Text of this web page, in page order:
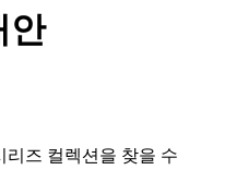
안
리즈 컬렉션을 찾을 수